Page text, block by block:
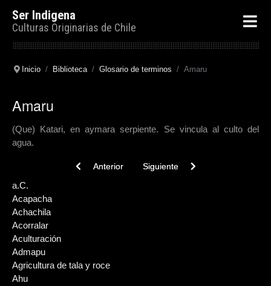
Ser Indigena
Culturas Originarias de Chile
Inicio Biblioteca Glosario de terminos Amaru
Amaru
(Que) Katari, en aymara serpiente. Se vincula al culto del
agua.
Previous article: Animismo
Anterior Next article: Altiplano andino
Siguiente
a.C.
Acapacha
Achachila
Acorralar
Aculturación
Admapu
Agricultura de tala y roce
Ahu